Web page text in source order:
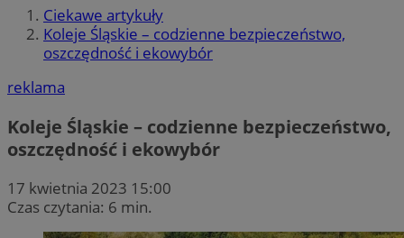
Ciekawe artykuły
Koleje Śląskie – codzienne bezpieczeństwo,
oszczędność i ekowybór
reklama
Koleje Śląskie – codzienne bezpieczeństwo,
oszczędność i ekowybór
17 kwietnia 2023 15:00
Czas czytania: 6 min.